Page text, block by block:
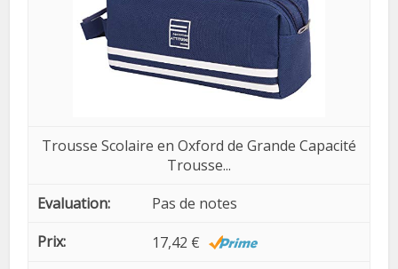
Trousse Scolaire en Oxford de Grande Capacité
Trousse...
Pas de notes
17,42 €